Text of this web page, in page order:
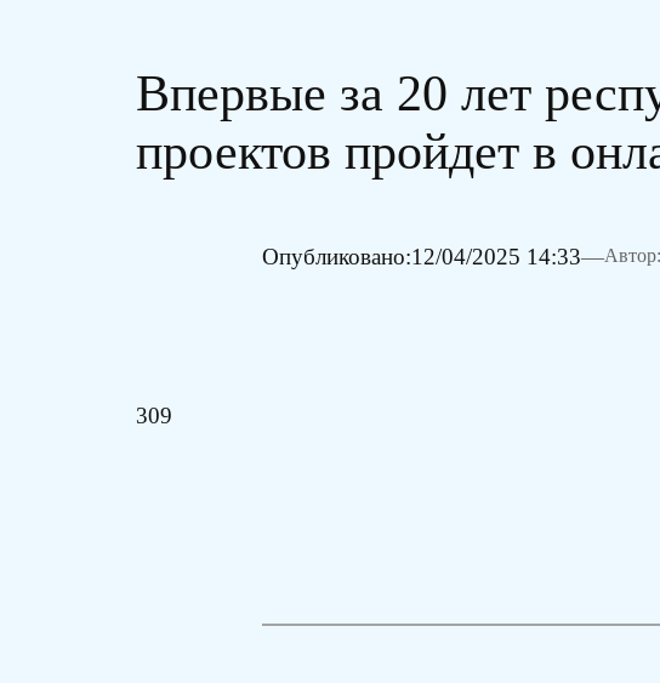
Впервые за 20 лет
проектов пройдет в
Опубликовано:12/04/2025 14:33—Автор:
309